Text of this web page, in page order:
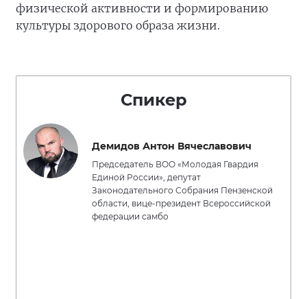
физической активности и формированию
культуры здорового образа жизни.
Спикер
Демидов Антон Вячеславович
Председатель ВОО «Молодая Гвардия
Единой России», депутат
Законодательного Собрания Пензенской
области, вице-президент Всероссийской
федерации самбо